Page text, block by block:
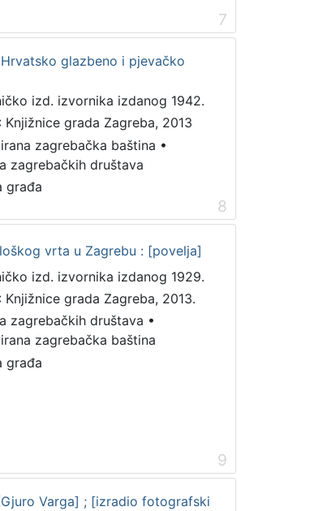
7
glazbeno i pjevačko
izd. izvornika izdanog 1942.
Knjižnice grada Zagreba, 2013
zagrebačka baština •
zagrebačkih društava
građa
8
vrta u Zagrebu : [povelja]
izd. izvornika izdanog 1929.
Knjižnice grada Zagreba, 2013.
zagrebačkih društava •
zagrebačka baština
građa
9
Varga] ; [izradio fotografski